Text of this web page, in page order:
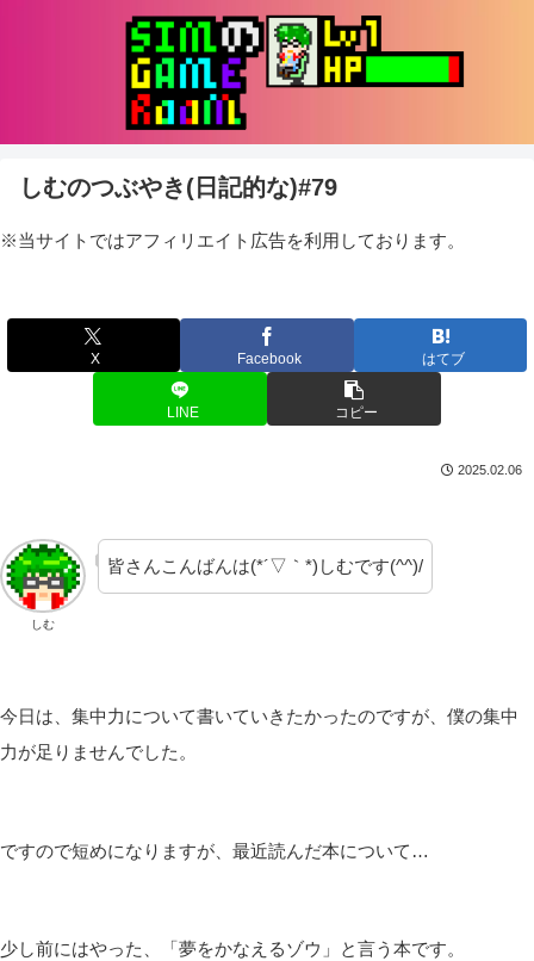
しむのつぶやき(日記的な)#79
※当サイトではアフィリエイト広告を利用しております。
X Facebook はてブ
LINE コピー
2025.02.06
しむ
皆さんこんばんは(*´▽｀*)しむです(^^)/
今日は、集中力について書いていきたかったのですが、僕の集中
力が足りませんでした。
ですので短めになりますが、最近読んだ本について…
少し前にはやった、「夢をかなえるゾウ」と言う本です。